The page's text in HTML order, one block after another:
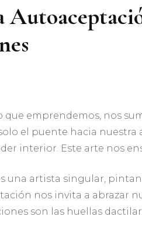
que emprendemos, nos
el puente hacia
interior. Este arte nos
una artista singular,
nos invita a abrazar
son las huellas